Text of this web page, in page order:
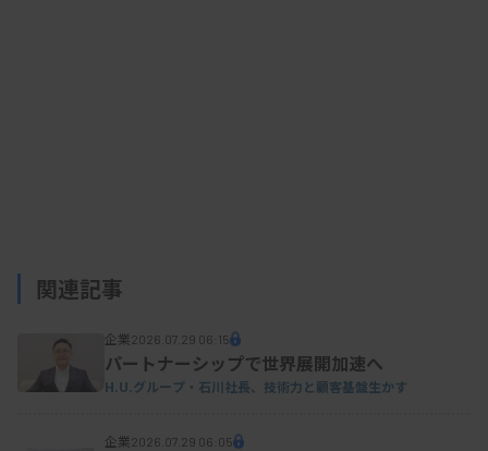
資料2
関連記事
企業2026.07.29 06:15
パートナーシップで世界展開加速へ
H.U.グループ・石川社長、技術力と顧客基盤生かす
企業2026.07.29 06:05